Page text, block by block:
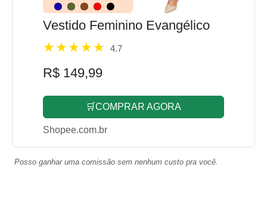
Vestido Feminino Evangélico
4.7
R$ 149,99
🛒COMPRAR AGORA
Shopee.com.br
Posso ganhar uma comissão sem nenhum custo pra você.